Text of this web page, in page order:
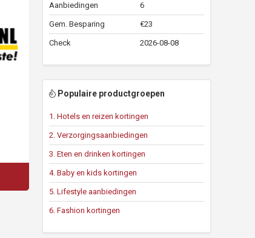
Aanbiedingen 6
Gem. Besparing €23
Check 2026-08-08
Populaire productgroepen
1. Hotels en reizen kortingen
2. Verzorgingsaanbiedingen
3. Eten en drinken kortingen
4. Baby en kids kortingen
5. Lifestyle aanbiedingen
6. Fashion kortingen